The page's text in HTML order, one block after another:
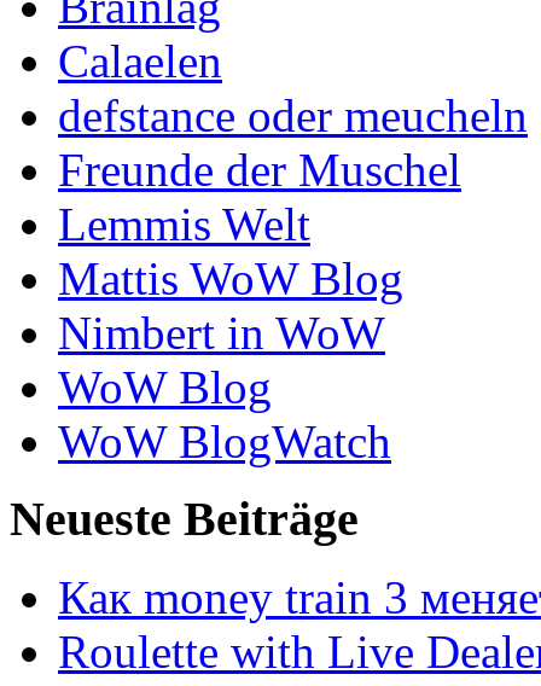
Calaelen
defstance oder meucheln
Freunde der Muschel
Lemmis Welt
Mattis WoW Blog
Nimbert in WoW
WoW Blog
WoW BlogWatch
Neueste Beiträge
Как money train 3
Roulette with Live